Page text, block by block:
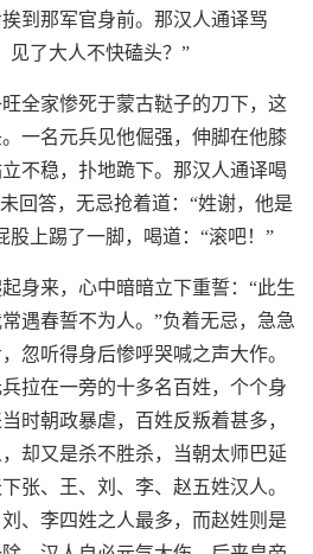
到那军官身前。那汉人通译骂
见了大人不快磕头？”
全家惨死于蒙古鞑子的刀下，这
一名元兵见他倔强，伸脚在他膝
不稳，扑地跪下。那汉人通译喝
回答，无忌抢着道：“姓谢，他是
股上踢了一脚，喝道：“滚吧！”
身来，心中暗暗立下重誓：“此生
遇春誓不为人。”负着无忌，急急
忽听得身后惨呼哭喊之声大作。
拉在一旁的十多名百姓，个个身
时朝政暴虐，百姓反叛着甚多，
却又是杀不胜杀，当朝太师巴延
张、王、刘、李、赵五姓汉人。
、李四姓之人最多，而赵姓则是